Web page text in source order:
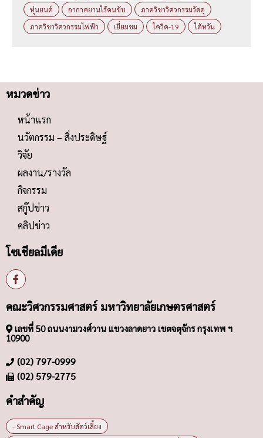
หุ่นยนต์
อากาศยานไร้คนขับ
ภาควิชาวิศวกรรมวัสดุ
ภาควิชาวิศวกรรมไฟฟ้า
เยี่ยมชม โควิด-19 ไต้หวัน
หมวดข่าว
หน้าแรก
นวัตกรรม – สิ่งประดิษฐ์
วิจัย
ผลงาน/รางวัล
กิจกรรม
สกู๊ปข่าว
คลิปข่าว
โซเชียลมีเดีย
คณะวิศวกรรมศาสตร์ มหาวิทยาลัยเกษตรศาสตร์
เลขที่ 50 ถนนงามวงศ์วาน แขวงลาดยาว เขตจตุจักร กรุงเทพ ฯ
10900
(02) 797-0999
(02) 579-2775
คำสำคัญ
- Smart Cage สำหรับสัตว์เลี้ยง